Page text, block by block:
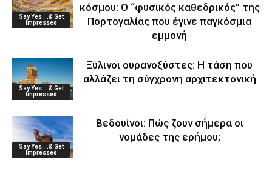
Say Yes ...& Get
Impressed
κόσμου: Ο “φυσικός καθεδρικός” της
Πορτογαλίας που έγινε παγκόσμια
εμμονή
Say Yes ...& Get
Impressed
Ξύλινοι ουρανοξύστες: Η τάση που
αλλάζει τη σύγχρονη αρχιτεκτονική
Say Yes ...& Get
Impressed
Βεδουίνοι: Πώς ζουν σήμερα οι
νομάδες της ερήμου;